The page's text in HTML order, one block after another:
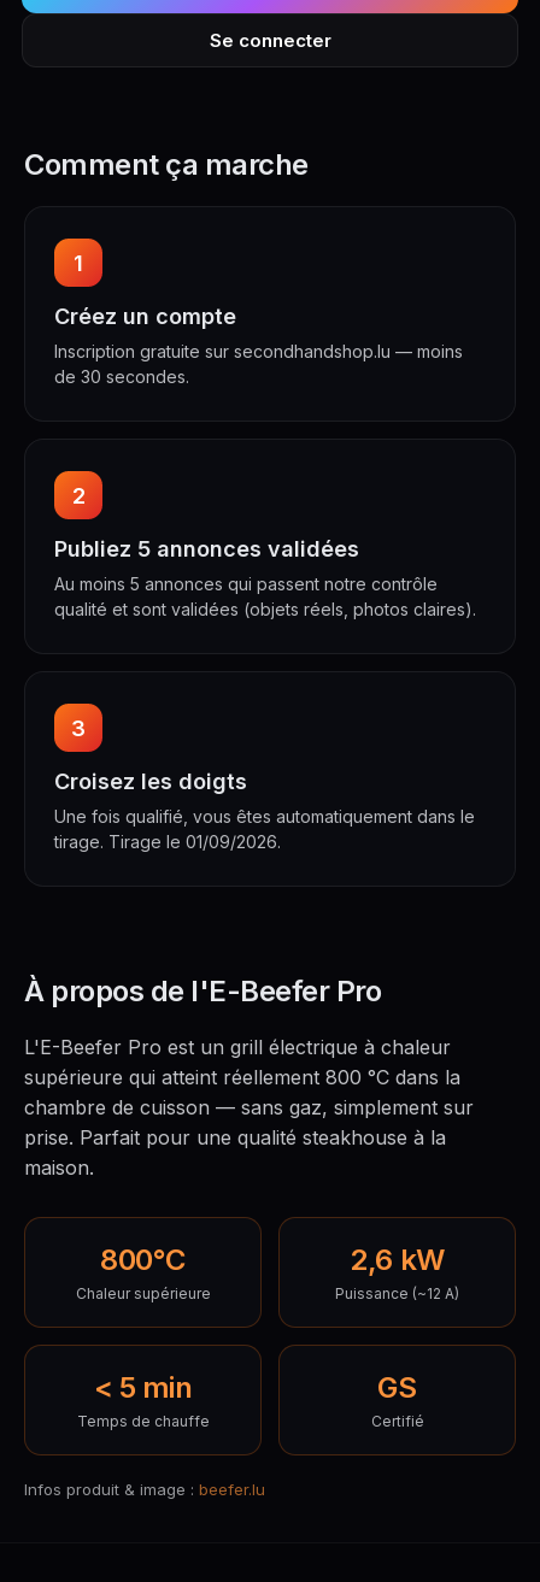
Se connecter
Comment ça marche
1
Créez un compte
Inscription gratuite sur secondhandshop.lu — moins
de 30 secondes.
2
Publiez 5 annonces validées
Au moins 5 annonces qui passent notre contrôle
qualité et sont validées (objets réels, photos claires).
3
Croisez les doigts
Une fois qualifié, vous êtes automatiquement dans le
tirage. Tirage le 01/09/2026.
À propos de l'E-Beefer Pro
L'E-Beefer Pro est un grill électrique à chaleur
supérieure qui atteint réellement 800 °C dans la
chambre de cuisson — sans gaz, simplement sur
prise. Parfait pour une qualité steakhouse à la
maison.
800°C
Chaleur supérieure
2,6 kW
Puissance (~12 A)
< 5 min
Temps de chauffe
GS
Certifié
Infos produit & image : beefer.lu